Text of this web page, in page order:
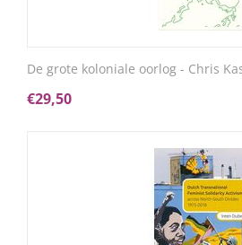
De grote koloniale oorlog - Chris
€29,50